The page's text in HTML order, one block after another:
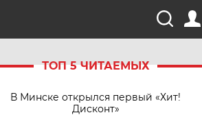
ТОП 5 ЧИТАЕМЫХ
В Минске открылся первый «Хит!
Дисконт»